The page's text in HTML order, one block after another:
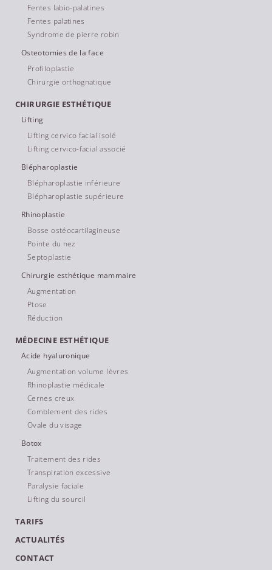
Fentes labio-palatines
Fentes palatines
Syndrome de pierre robin
Osteotomies de la face
Profiloplastie
Chirurgie orthognatique
CHIRURGIE ESTHÉTIQUE
Lifting
Lifting cervico facial isolé
Lifting cervico-facial associé
Blépharoplastie
Blépharoplastie inférieure
Blépharoplastie supérieure
Rhinoplastie
Bosse ostéocartilagineuse
Pointe du nez
Septoplastie
Chirurgie esthétique mammaire
Augmentation
Ptose
Réduction
MÉDECINE ESTHÉTIQUE
Acide hyaluronique
Augmentation volume lèvres
Rhinoplastie médicale
Cernes creux
Comblement des rides
Ovale du visage
Botox
Traitement des rides
Transpiration excessive
Paralysie faciale
Lifting du sourcil
TARIFS
ACTUALITÉS
CONTACT